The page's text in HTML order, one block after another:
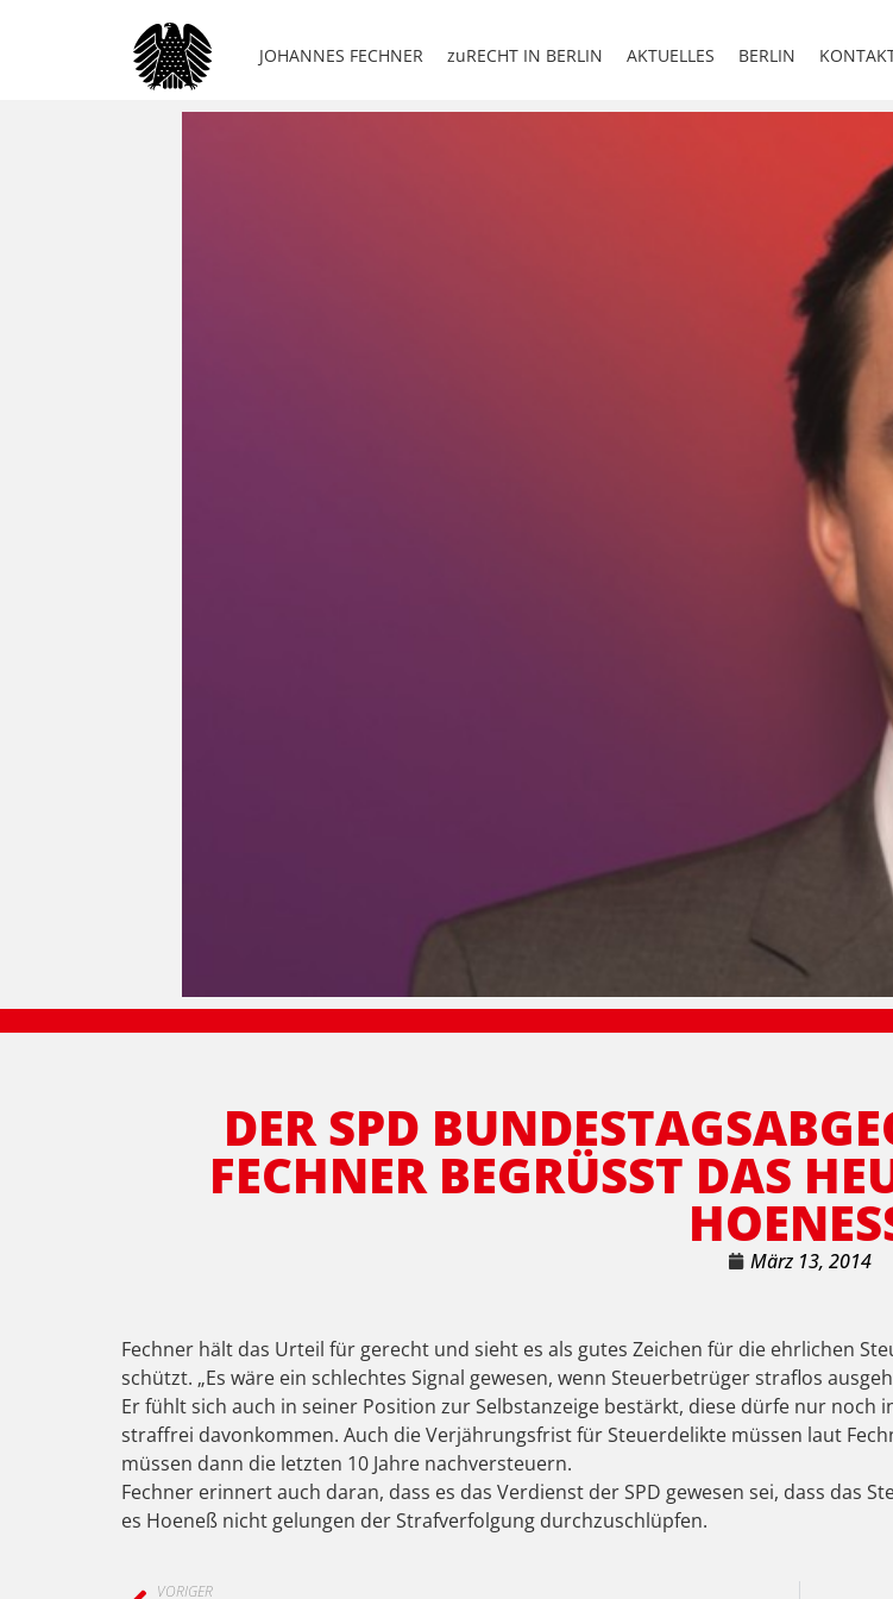
JOHANNES FECHNER zuRECHT IN BERLIN AKTUELLES BERLIN
DER SPD
FECHNER BEGRÜSST DAS
OENESS
März 13, 2014
Fechner hält das Urteil für gerecht und sieht es als gutes Zeichen für die ehrlichen
schützt. „Es wäre ein schlechtes Signal gewesen, wenn Steuerbetrüger straflos
Er fühlt sich auch in seiner Position zur Selbstanzeige bestärkt, diese dürfe nur noch
straffrei davonkommen. Auch die Verjährungsfrist für Steuerdelikte müssen laut
müssen dann die letzten 10 Jahre nachversteuern.
Fechner erinnert auch daran, dass es das Verdienst der SPD gewesen sei, dass das
es Hoeneß nicht gelungen der Strafverfolgung durchzuschlüpfen.
VORIGER